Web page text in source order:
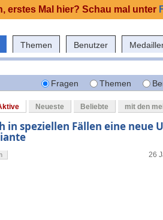
Themen Benutzer
Fragen Themen
Neueste Beliebte mit den
in speziellen Fällen eine neue
26
erstes Mal hier? Schau mal unter